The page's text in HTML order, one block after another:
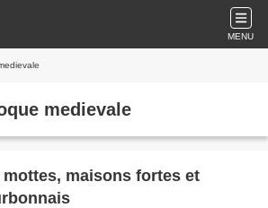
MENU
medievale
maisons fortes et